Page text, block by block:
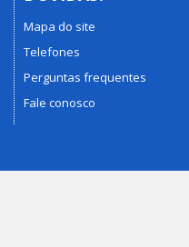
Mapa do site
Telefones
Perguntas frequentes
Fale conosco